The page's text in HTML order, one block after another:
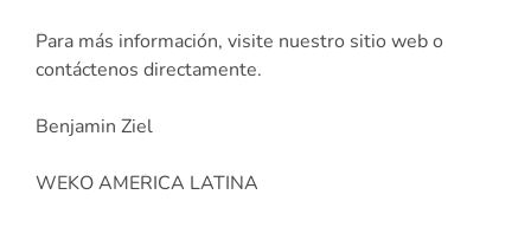
Para más información, visite nuestro sitio web o
contáctenos directamente.
Benjamin Ziel
WEKO AMERICA LATINA